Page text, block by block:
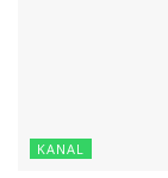
KANAL